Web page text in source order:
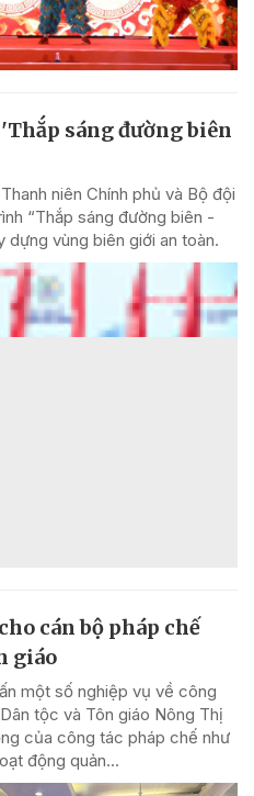
sáng đường biên
niên Chính phủ và Bộ đội
“Thắp sáng đường biên -
vùng biên giới an toàn.
cán bộ pháp chế
giáo
một số nghiệp vụ về công
tộc và Tôn giáo Nông Thị
của công tác pháp chế như
động quản...